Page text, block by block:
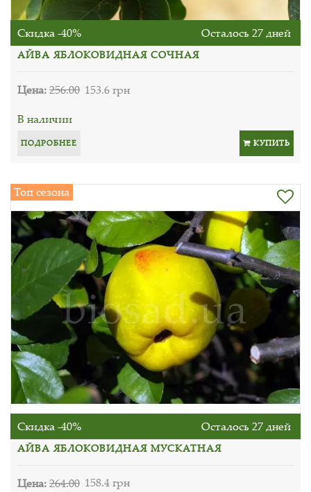
Скидка -40% Осталось 27 дней
АЙВА ЯБЛОКОВИДНАЯ СОЧНАЯ
Цена:256.00 153.6 грн
В наличии
ПОДРОБНЕЕ КУПИТЬ
Топ сезона
Скидка -40% Осталось 27 дней
АЙВА ЯБЛОКОВИДНАЯ МУСКАТНАЯ
Цена:264.00 158.4 грн